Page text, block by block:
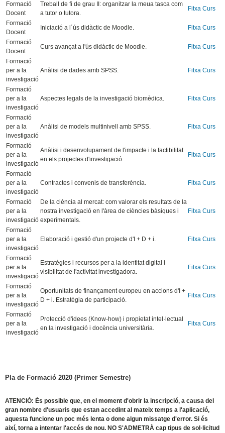
Formació
Docent
Treball de fi de grau II: organitzar la meua tasca com
a tutor o tutora.
Fitxa Curs
Formació
Docent
Iniciació a l´ús didàctic de Moodle. Fitxa Curs
Formació
Docent
Curs avançat a l'ús didàctic de Moodle. Fitxa Curs
Formació
per a la
investigació
Anàlisi de dades amb SPSS. Fitxa Curs
Formació
per a la
investigació
Aspectes legals de la investigació biomèdica. Fitxa Curs
Formació
per a la
investigació
Anàlisi de models multinivell amb SPSS. Fitxa Curs
Formació
per a la
investigació
Anàlisi i desenvolupament de l'impacte i la factibilitat
en els projectes d'investigació.
Fitxa Curs
Formació
per a la
investigació
Contractes i convenis de transferència. Fitxa Curs
Formació
per a la
investigació
De la ciència al mercat: com valorar els resultats de la
nostra investigació en l'àrea de ciències bàsiques i
experimentals.
Fitxa Curs
Formació
per a la
investigació
Elaboració i gestió d'un projecte d'I + D + i. Fitxa Curs
Formació
per a la
investigació
Estratègies i recursos per a la identitat digital i
visibilitat de l'activitat investigadora.
Fitxa Curs
Formació
per a la
investigació
Oportunitats de finançament europeu en accions d'I +
D + i. Estratègia de participació.
Fitxa Curs
Formació
per a la
investigació
Protecció d'idees (Know-how) i propietat intel·lectual
en la investigació i docència universitària.
Fitxa Curs
Pla de Formació 2020 (Primer Semestre)
ATENCIÓ: És possible que, en el moment d'obrir la inscripció, a causa del
gran nombre d'usuaris que estan accedint al mateix temps a l'aplicació,
aquesta funcione un poc més lenta o done algun missatge d'error. Si és
així, torna a intentar l'accés de nou. NO S'ADMETRÀ cap tipus de sol·licitud